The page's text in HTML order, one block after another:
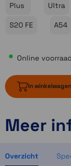
Plus
Ultra
S20 FE A54
Online
In winkelwagen
3
Meer
Overzicht